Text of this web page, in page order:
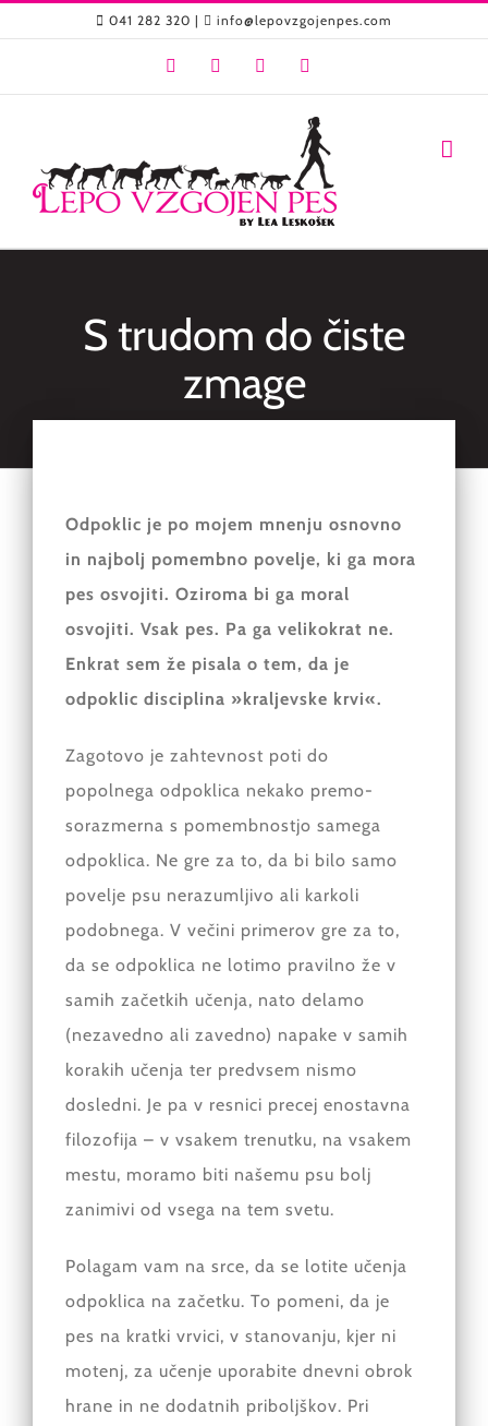
041 282 320 | info@lepovzgojenpes.com
FacebookYouTubeInstagram
S trudom do čiste
zmage
Odpoklic je po mojem mnenju osnovno
in najbolj pomembno povelje, ki ga mora
pes osvojiti. Oziroma bi ga moral
osvojiti. Vsak pes. Pa ga velikokrat ne.
Enkrat sem že pisala o tem, da je
odpoklic disciplina »kraljevske krvi«.
Zagotovo je zahtevnost poti do
popolnega odpoklica nekako premo-
sorazmerna s pomembnostjo samega
odpoklica. Ne gre za to, da bi bilo samo
povelje psu nerazumljivo ali karkoli
podobnega. V večini primerov gre za to,
da se odpoklica ne lotimo pravilno že v
samih začetkih učenja, nato delamo
(nezavedno ali zavedno) napake v samih
korakih učenja ter predvsem nismo
dosledni. Je pa v resnici precej enostavna
filozofija – v vsakem trenutku, na vsakem
mestu, moramo biti našemu psu bolj
zanimivi od vsega na tem svetu.
Polagam vam na srce, da se lotite učenja
odpoklica na začetku. To pomeni, da je
pes na kratki vrvici, v stanovanju, kjer ni
motenj, za učenje uporabite dnevni obrok
hrane in ne dodatnih priboljškov. Pri